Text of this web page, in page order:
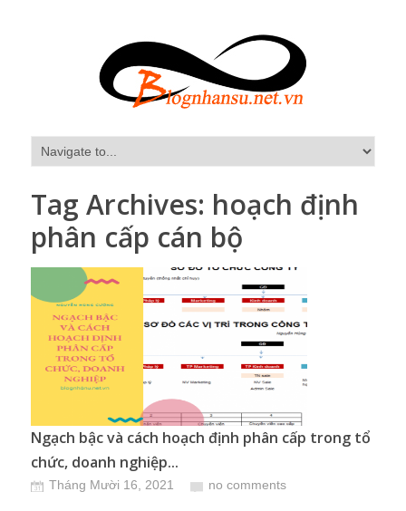
Tag Archives: hoạch định
phân cấp cán bộ
Ngạch bậc và cách hoạch định phân cấp trong tổ
chức, doanh nghiệp...
Tháng Mười 16, 2021 no comments